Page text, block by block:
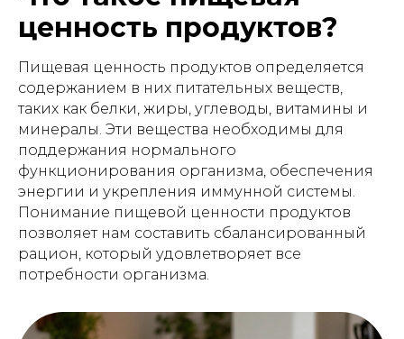
ценность продуктов?
Пищевая ценность продуктов определяется
содержанием в них питательных веществ,
таких как белки, жиры, углеводы, витамины и
минералы. Эти вещества необходимы для
поддержания нормального
функционирования организма, обеспечения
энергии и укрепления иммунной системы.
Понимание пищевой ценности продуктов
позволяет нам составить сбалансированный
рацион, который удовлетворяет все
потребности организма.